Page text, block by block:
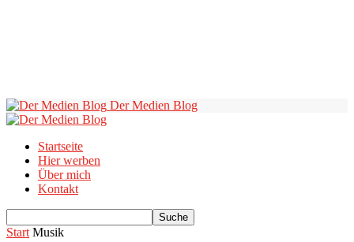
Der Medien Blog
Startseite
Hier werben
Über mich
Kontakt
Start Musik